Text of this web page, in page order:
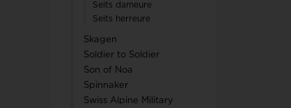
Seits dameure
Seits herreure
Skagen
Soldier to Soldier
Son of Noa
Spinnaker
Swiss Alpine Military